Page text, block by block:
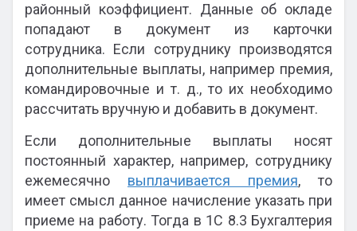
районный коэффициент. Данные об окладе
попадают в документ из карточки
сотрудника. Если сотруднику производятся
дополнительные выплаты, например премия,
командировочные и т. д., то их необходимо
рассчитать вручную и добавить в документ.
Если дополнительные выплаты носят
постоянный характер, например, сотруднику
ежемесячно выплачивается премия, то
имеет смысл данное начисление указать при
приеме на работу. Тогда в 1С 8.3 Бухгалтерия